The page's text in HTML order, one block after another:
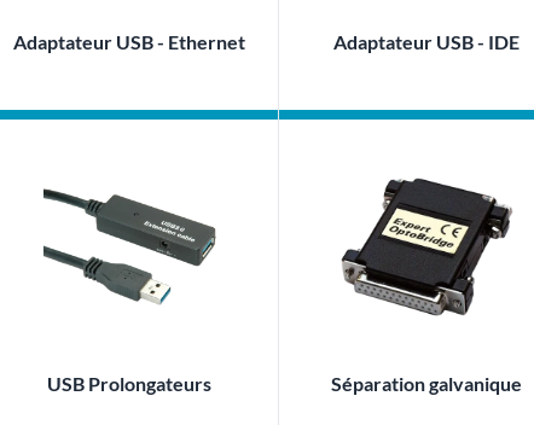
Adaptateur USB - Ethernet Adaptateur USB - IDE
USB Prolongateurs Séparation galvanique